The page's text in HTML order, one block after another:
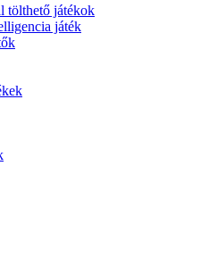
tölthető játékok
játék